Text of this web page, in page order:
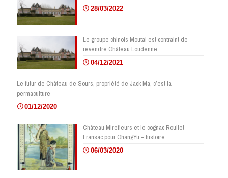
28/03/2022
Le groupe chinois Moutai est contraint de
revendre Château Loudenne
04/12/2021
Le futur de Château de Sours, propriété de Jack Ma, c’est la
permaculture
01/12/2020
Château Mirefleurs et le cognac Roullet-
Fransac pour ChangYu – histoire
06/03/2020